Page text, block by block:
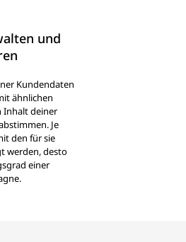
und
Kundendaten
ähnlichen
Inhalt deiner
Je
den für sie
werden, desto
einer